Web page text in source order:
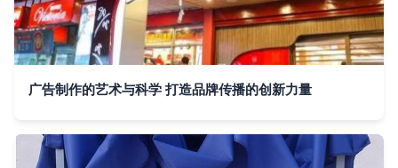
广告制作的艺术与科学 打造品牌传播的创新力量